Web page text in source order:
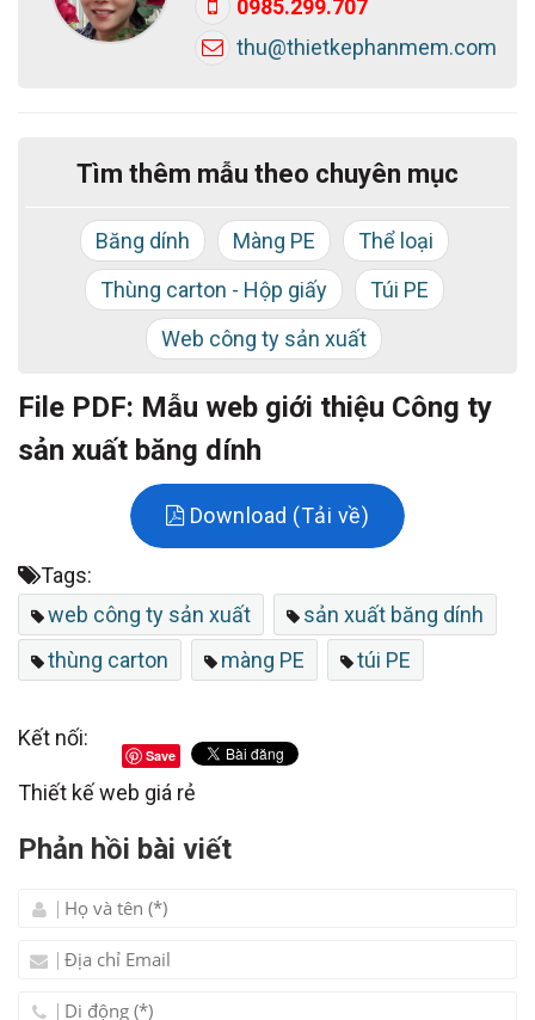
ban đầu để bạn có thể trải nghiệm mọi tính năng của
website trước khi bàn giao sản phẩm chính.
0985.299.707
thu@thietkephanmem.com
Tìm thêm mẫu theo chuyên mục
Băng dính Màng PE
Thể loại
Thùng carton - Hộp giấy
Túi PE
Web công ty sản xuất
File PDF: Mẫu web giới thiệu Công ty
sản xuất băng dính
Download (Tải về)
Tags:
web công ty sản xuất
sản xuất băng dính
thùng carton
màng PE túi PE
Kết nối:
Save
Thiết kế web giá rẻ
Phản hồi bài viết